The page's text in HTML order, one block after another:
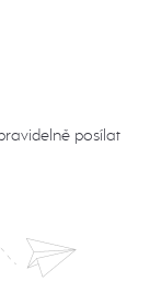
posílat